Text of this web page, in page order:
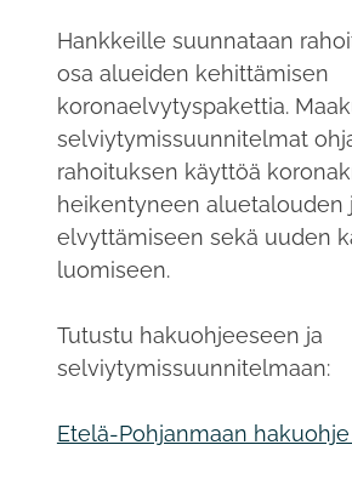
Hankkeille suunnataan
osa alueiden kehittämisen
koronaelvytyspakettia.
selviytymissuunnitelmat
rahoituksen käyttöä
heikentyneen aluetalouden
elvyttämiseen sekä uuden
luomiseen.
Tutustu hakuohjeeseen ja
selviytymissuunnitelmaan:
Etelä-Pohjanmaan